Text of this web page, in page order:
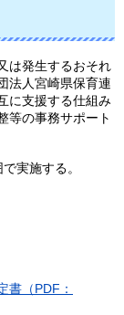
は発生するおそれ
法人宮崎県保育連
に支援する仕組み
等の事務サポート
実施する。
書（PDF：